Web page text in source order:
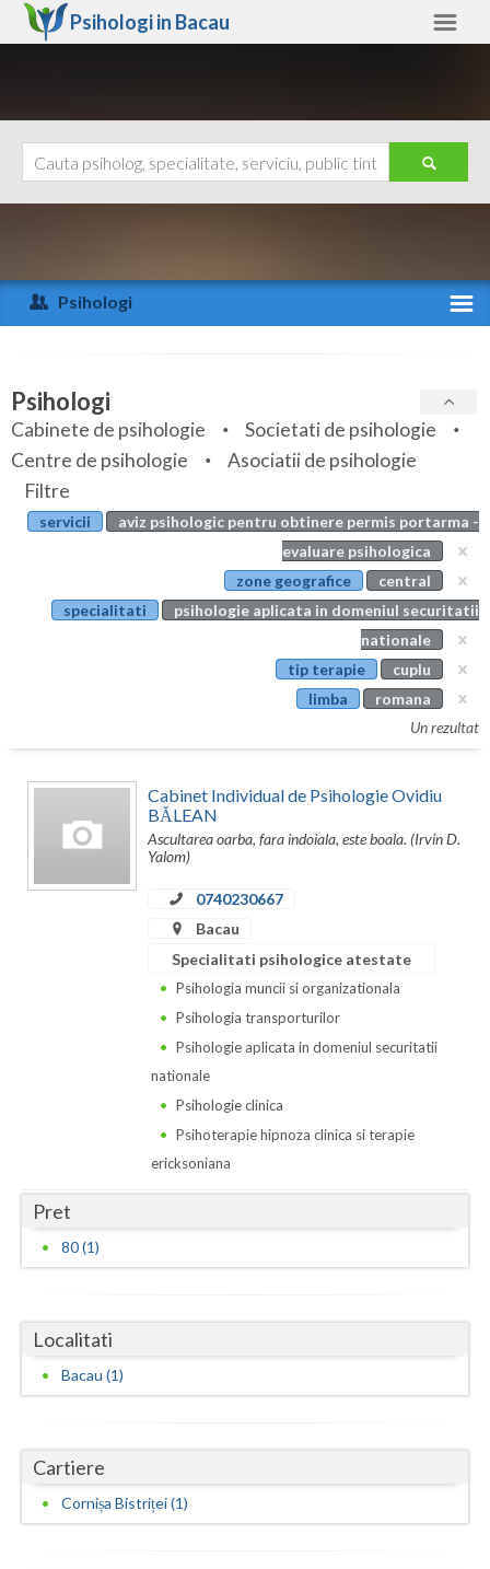
Psihologi in Bacau
Arad
Arges
Bihor
Bistrita-Nasaud
Botosani
Constanta
Covasna
Hunedoara
Ialomita
Ilfov
Maramures
Mures
Neamt
Ajutor
Psihologi
Specialitati
Servicii
Articole
Evenimente
Membri
Psihologi
Cabinete de psihologie
Societati de psihologie
Centre de psihologie
Asociatii de psihologie
Filtre
servicii
aviz psihologic pentru obtinere permis portarma -
evaluare psihologica
zone geografice
central
specialitati
psihologie aplicata in domeniul securitatii
nationale
tip terapie
cuplu
limba
romana
Un rezultat
Cabinet Individual de Psihologie Ovidiu
BĂLEAN
Ascultarea oarba, fara indoiala, este boala. (Irvin D.
Yalom)
0740230667
Bacau
Specialitati psihologice atestate
Psihologia muncii si organizationala
Psihologia transporturilor
Psihologie aplicata in domeniul securitatii
nationale
Psihologie clinica
Psihoterapie hipnoza clinica si terapie
ericksoniana
Pret
80 (1)
Localitati
Bacau (1)
Cartiere
Cornișa Bistriței (1)